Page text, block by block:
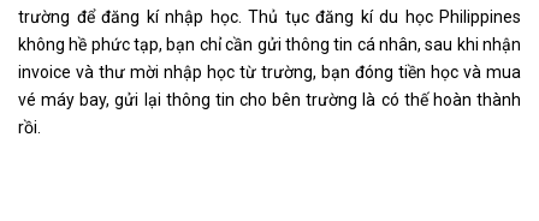
trường để đăng kí nhập học. Thủ tục đăng kí du học Philippines
không hề phức tạp, bạn chỉ cần gửi thông tin cá nhân, sau khi nhận
invoice và thư mời nhập học từ trường, bạn đóng tiền học và mua
vé máy bay, gửi lại thông tin cho bên trường là có thế hoàn thành
rồi.